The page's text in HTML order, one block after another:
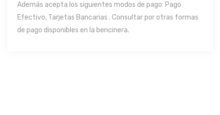
Además acepta los siguientes modos de pago: Pago
Efectivo, Tarjetas Bancarias . Consultar por otras formas
de pago disponibles en la bencinera.